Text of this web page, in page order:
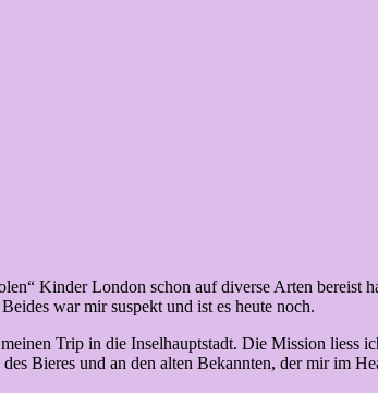
Kinder London schon auf diverse Arten bereist
war mir suspekt und ist es heute noch.
Trip in die Inselhauptstadt. Die Mission
Bieres und an den alten Bekannten, der mir im